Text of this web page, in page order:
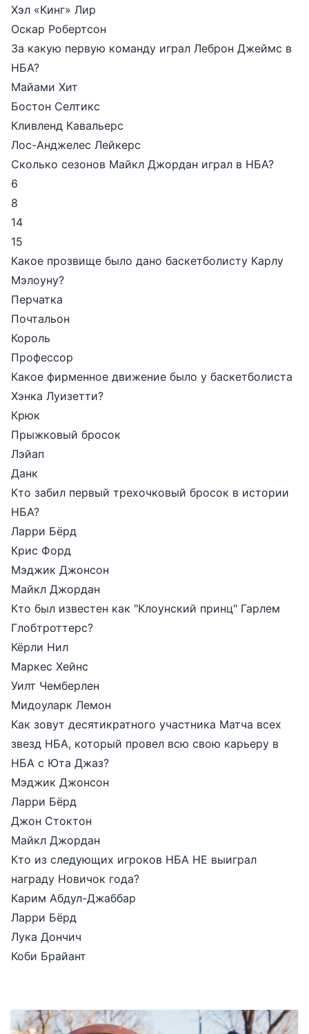
Хэл «Кинг» Лир
Оскар Робертсон
За какую первую команду играл Леброн Джеймс в
НБА?
Майами Хит
Бостон Селтикс
Кливленд Кавальерс
Лос-Анджелес Лейкерс
Сколько сезонов Майкл Джордан играл в НБА?
6
8
14
15
Какое прозвище было дано баскетболисту Карлу
Мэлоуну?
Перчатка
Почтальон
Король
Профессор
Какое фирменное движение было у баскетболиста
Хэнка Луизетти?
Крюк
Прыжковый бросок
Лэйап
Данк
Кто забил первый трехочковый бросок в истории
НБА?
Ларри Бёрд
Крис Форд
Мэджик Джонсон
Майкл Джордан
Кто был известен как "Клоунский принц" Гарлем
Глобтроттерс?
Кёрли Нил
Маркес Хейнс
Уилт Чемберлен
Мидоуларк Лемон
Как зовут десятикратного участника Матча всех
звезд НБА, который провел всю свою карьеру в
НБА с Юта Джаз?
Мэджик Джонсон
Ларри Бёрд
Джон Стоктон
Майкл Джордан
Кто из следующих игроков НБА НЕ выиграл
награду Новичок года?
Карим Абдул-Джаббар
Ларри Бёрд
Лука Дончич
Коби Брайант